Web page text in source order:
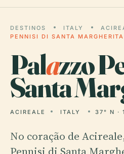
DESTINOS ITALY
PENNISI DI SANTA MARGHERITA
Palazzo
Santa
ACIREALE ITALY 37° N ·
No coração de